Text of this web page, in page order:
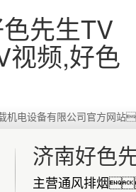
先生TV
视频,好色
机电设备有限公司官方网
济南好色
主营通风排烟